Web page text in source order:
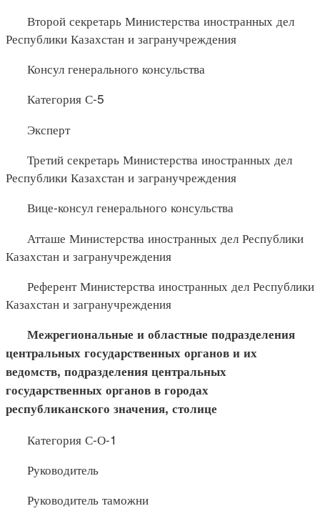
Второй секретарь Министерства иностранных дел
Республики Казахстан и загранучреждения
Консул генерального консульства
Категория С-5
Эксперт
Третий секретарь Министерства иностранных дел
Республики Казахстан и загранучреждения
Вице-консул генерального консульства
Атташе Министерства иностранных дел Республики
Казахстан и загранучреждения
Референт Министерства иностранных дел Республики
Казахстан и загранучреждения
Межрегиональные и областные подразделения
центральных государственных органов и их
ведомств, подразделения центральных
государственных органов в городах
республиканского значения, столице
Категория С-О-1
Руководитель
Руководитель таможни